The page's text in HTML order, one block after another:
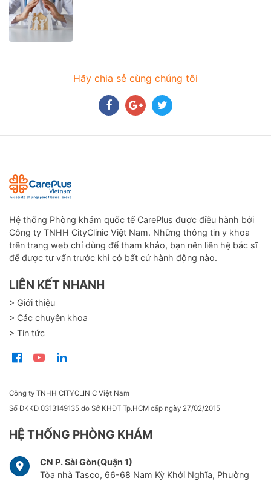
Hãy chia sẻ cùng chúng tôi
Hệ thống Phòng khám quốc tế CarePlus được điều hành bởi
Công ty TNHH CityClinic Việt Nam. Những thông tin y khoa
trên trang web chỉ dùng để tham khảo, bạn nên liên hệ bác sĩ
để được tư vấn trước khi có bất cứ hành động nào.
LIÊN KẾT NHANH
> Giới thiệu
> Các chuyên khoa
> Tin tức
Công ty TNHH CITYCLINIC Việt Nam
Số ĐKKD 0313149135 do Sở KHĐT Tp.HCM cấp ngày 27/02/2015
HỆ THỐNG PHÒNG KHÁM
CN P. Sài Gòn(Quận 1)
Tòa nhà Tasco, 66-68 Nam Kỳ Khởi Nghĩa, Phường